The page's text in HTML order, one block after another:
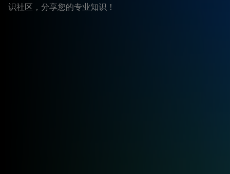
识社区，分享您的专业知识！